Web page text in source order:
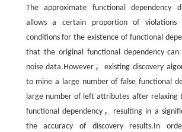
The approximate functional dependency
allows a certain proportion of violations
conditions for the existence of functional
that the original functional dependency
noise data.However，existing discovery
to mine a large number of false functional
large number of left attributes after relaxing
functional dependency，resulting in a
the accuracy of discovery results.In